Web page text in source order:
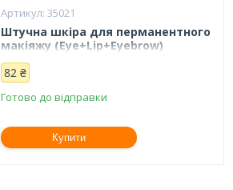
35021
Штучна шкіра для перманентного
макіяжу (Eye+Lip+Eyebrow)
82 ₴
Готово до відправки
Купити